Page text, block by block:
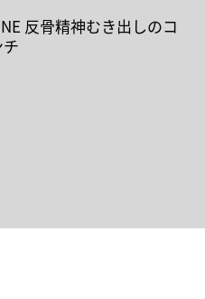
反骨精神むき出しのコ